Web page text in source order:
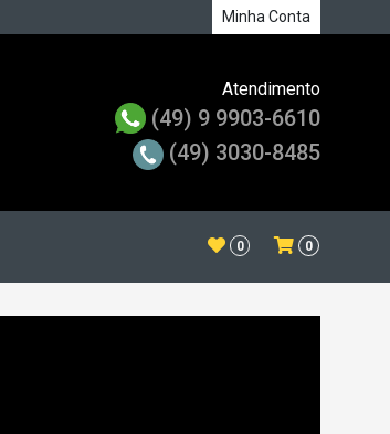
Minha Conta
Atendimento
(49) 9 9903-6610
(49) 3030-8485
0 0